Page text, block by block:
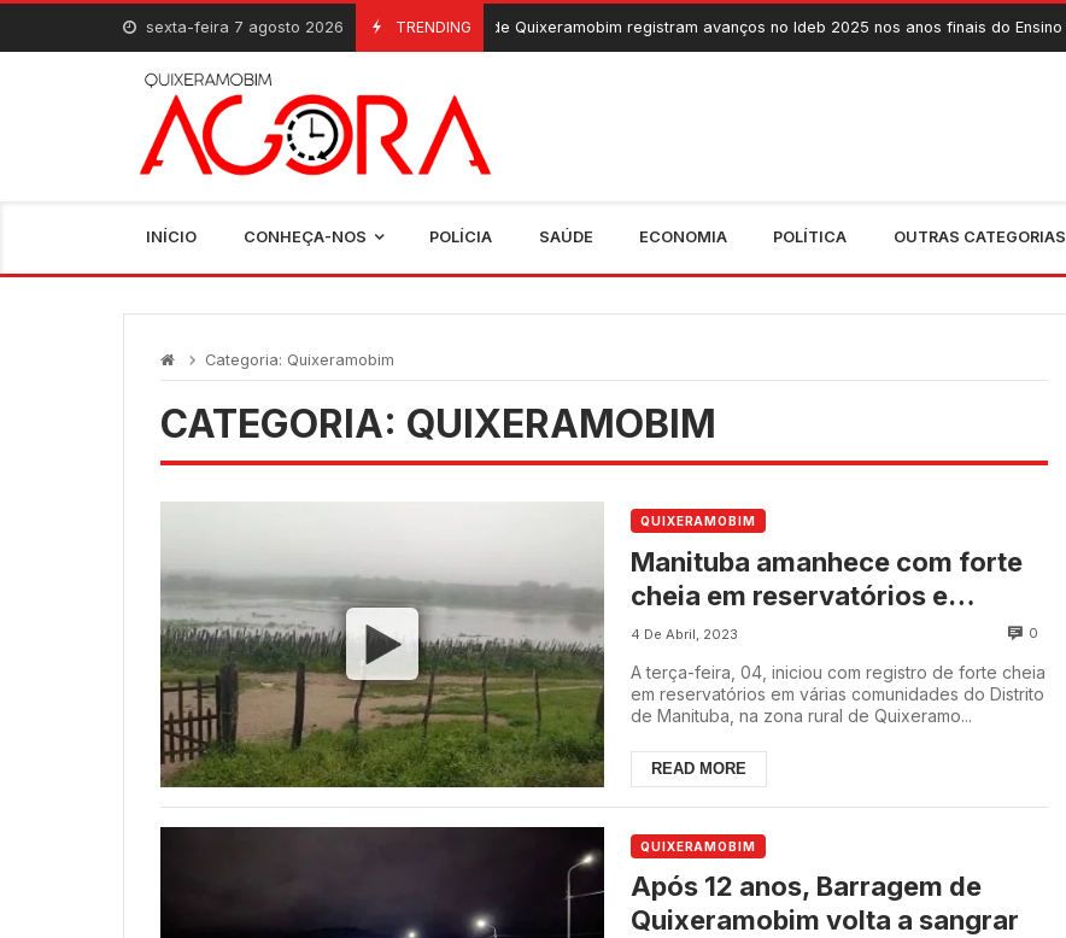
Skip
content
sexta-feira 7 agosto 2026 TRENDING
7 De Agosto, 2026 Escolas de Quixeramobim registram avanços no Ideb 2025 nos anos finais do Ensino Fundamental
INÍCIO CONHEÇA-NOS POLÍCIA SAÚDE ECONOMIA POLÍTICA OUTRAS CATEGORIAS
Categoria: Quixeramobim
CATEGORIA: QUIXERAMOBIM
QUIXERAMOBIM
Manituba amanhece com forte
cheia em reservatórios e
comunidades sem acesso
4 De Abril, 2023 0
A terça-feira, 04, iniciou com registro de forte cheia
em reservatórios em várias comunidades do Distrito
de Manituba, na zona rural de Quixeramo...
READ MORE
QUIXERAMOBIM
Após 12 anos, Barragem de
Quixeramobim volta a sangrar